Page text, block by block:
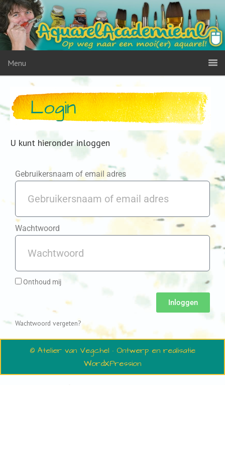
Menu
Login
U kunt hieronder inloggen
Gebruikersnaam of email adres
Wachtwoord
Onthoud mij
Inloggen
Wachtwoord vergeten?
© Atelier van Vegchel · Ontwerp en realisatie
WordXPression